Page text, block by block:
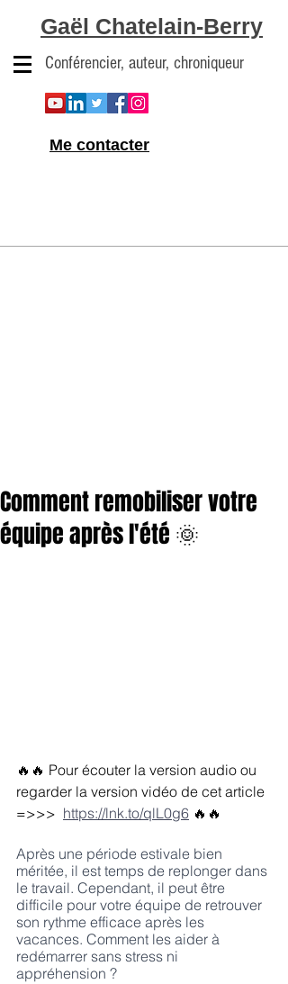
Gaël Chatelain-Berry
Conférencier, auteur, chroniqueur
Me contacter
Comment remobiliser votre
équipe après l'été 🌞
🔥🔥 Pour écouter la version audio ou
regarder la version vidéo de cet article
=>>> https://lnk.to/qlL0g6 🔥🔥
Après une période estivale bien
méritée, il est temps de replonger dans
le travail. Cependant, il peut être
difficile pour votre équipe de retrouver
son rythme efficace après les
vacances. Comment les aider à
redémarrer sans stress ni
appréhension ?